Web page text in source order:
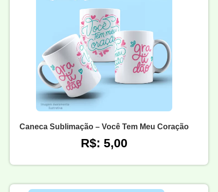
Caneca Sublimação – Você Tem Meu Coração
R$: 5,00